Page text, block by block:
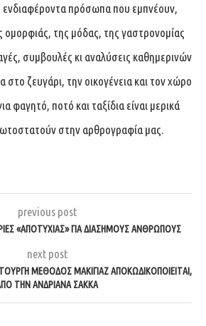
ενδιαφέροντα πρόσωπα που εμπνέουν,
ομορφιάς, της μόδας, της γαστρονομίας
συμβουλές κι αναλύσεις καθημερινών
ζευγάρι, την οικογένεια και τον χώρο
φαγητό, ποτό και ταξίδια είναι μερικά
στην αρθρογραφία μας.
previous post
«ΑΠΟΤΥΧΊΑΣ» ΓΙΑ ΔΙΆΣΗΜΟΥΣ ΑΝΘΡΏΠΟΥΣ
next post
ΜΈΘΟΔΟΣ ΜΑΚΙΓΙΆΖ ΑΠΟΚΩΔΙΚΟΠΟΙΕΊΤΑΙ,
ΤΗΝ ΑΝΔΡΙΆΝΑ ΣΑΚΚΆ